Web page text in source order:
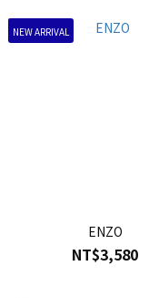
NEW ARRIVAL
ENZO
NT$3,580